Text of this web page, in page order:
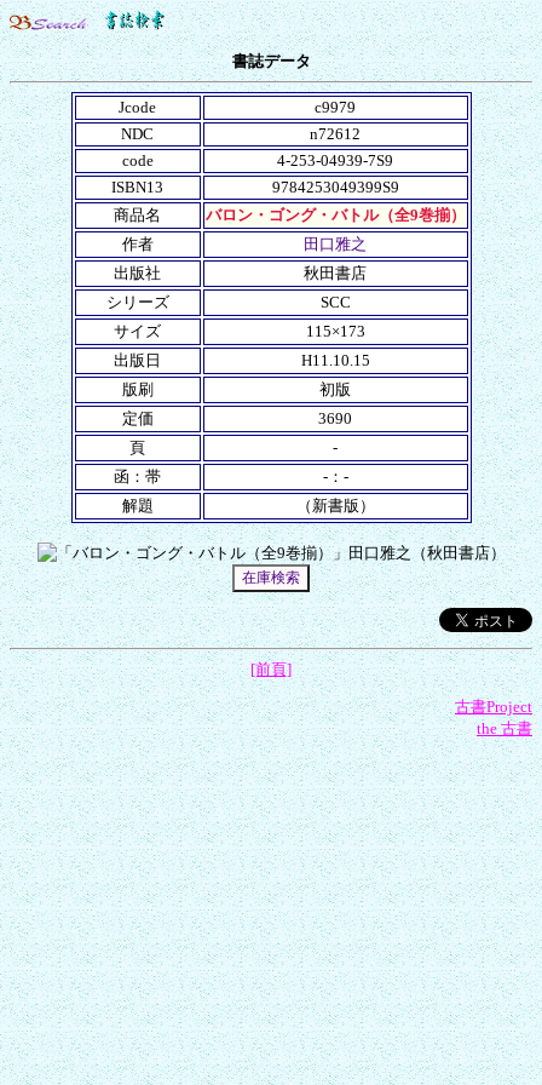
書誌データ
Jcode
c9979
NDC
n72612
code
4-253-04939-7S9
ISBN13
9784253049399S9
商品名
バロン・ゴング・バトル（全9巻揃）
作者
田口雅之
出版社
秋田書店
シリーズ
SCC
サイズ
115×173
出版日
H11.10.15
版刷
初版
定価
3690
頁
-
函：帯
-：-
解題
（新書版）
[前頁]
古書Project
the 古書